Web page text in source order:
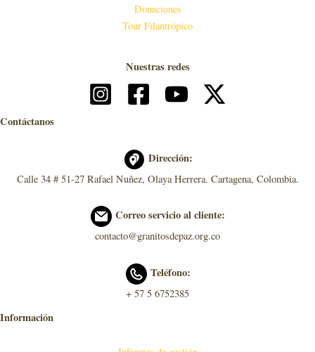
Donaciones
Tour Filantrópico
Nuestras redes
Contáctanos
Dirección:
Calle 34 # 51-27 Rafael Nuñez, Olaya Herrera. Cartagena, Colombia.
Correo servicio al cliente:
contacto@granitosdepaz.org.co
Teléfono:
+ 57 5 6752385
Información